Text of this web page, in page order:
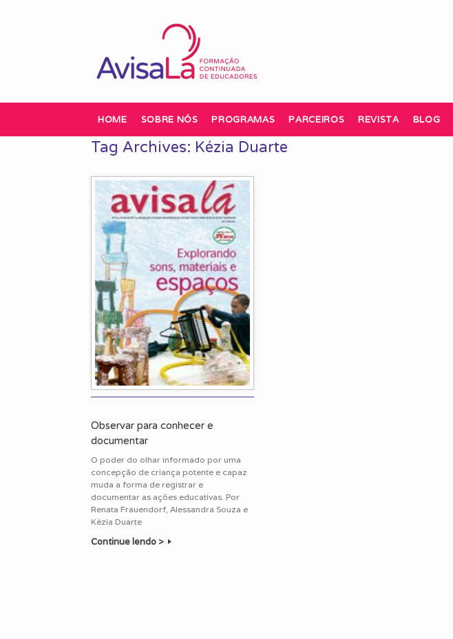
HOME SOBRE NÓS PROGRAMAS PARCEIROS REVISTA BLOG
Tag Archives: Kézia Duarte
Observar para conhecer e
documentar
O poder do olhar informado por uma
concepção de criança potente e capaz
muda a forma de registrar e
documentar as ações educativas. Por
Renata Frauendorf, Alessandra Souza e
Kézia Duarte
Continue lendo >